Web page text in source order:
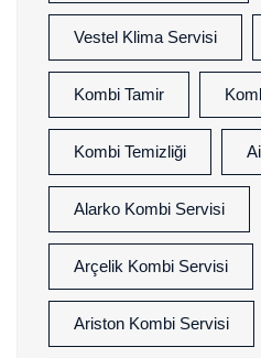
Vestel Klima Servisi
Kombi Tamir
Kombi Temizliği
Alarko Kombi Servisi
Arçelik Kombi Servisi
Ariston Kombi Servisi